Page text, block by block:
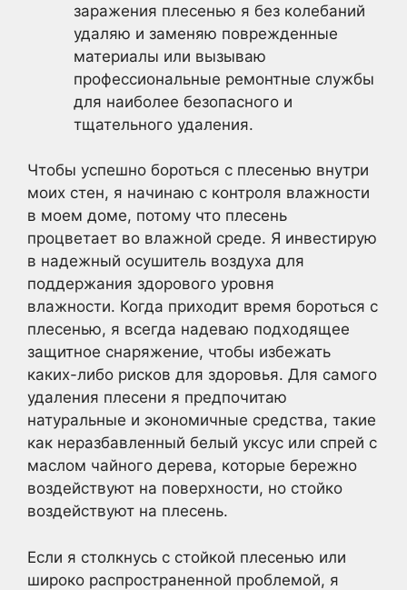
заражения плесенью я без колебаний
удаляю и заменяю поврежденные
материалы или вызываю
профессиональные ремонтные службы
для наиболее безопасного и
тщательного удаления.
Чтобы успешно бороться с плесенью внутри
моих стен, я начинаю с контроля влажности
в моем доме, потому что плесень
процветает во влажной среде. Я инвестирую
в надежный осушитель воздуха для
поддержания здорового уровня
влажности. Когда приходит время бороться с
плесенью, я всегда надеваю подходящее
защитное снаряжение, чтобы избежать
каких-либо рисков для здоровья. Для самого
удаления плесени я предпочитаю
натуральные и экономичные средства, такие
как неразбавленный белый уксус или спрей с
маслом чайного дерева, которые бережно
воздействуют на поверхности, но стойко
воздействуют на плесень.
Если я столкнусь с стойкой плесенью или
широко распространенной проблемой, я